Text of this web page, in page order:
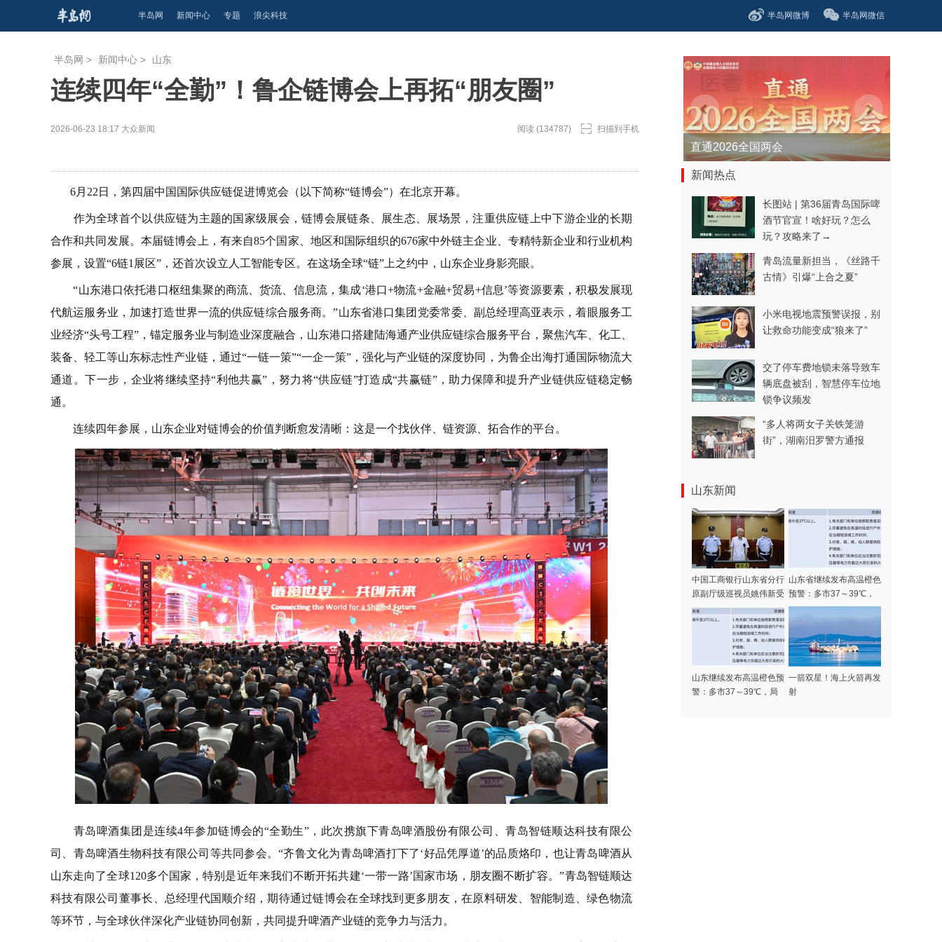
半岛网 新闻中心 专题 浪尖科技 半岛网微博 半岛网微信
半岛网 > 新闻中心 > 山东
连续四年“全勤”！鲁企链博会上再拓“朋友圈”
2026-06-23 18:17 大众新闻 阅读 (134787) 扫描到手机
6月22日，第四届中国国际供应链促进博览会（以下简称“链博会”）在北京开幕。
作为全球首个以供应链为主题的国家级展会，链博会展链条、展生态、展场景，注重供应链上中下游企业的长期
合作和共同发展。本届链博会上，有来自85个国家、地区和国际组织的676家中外链主企业、专精特新企业和行业机构
参展，设置“6链1展区”，还首次设立人工智能专区。在这场全球“链”上之约中，山东企业身影亮眼。
“山东港口依托港口枢纽集聚的商流、货流、信息流，集成‘港口+物流+金融+贸易+信息’等资源要素，积极发展现
代航运服务业，加速打造世界一流的供应链综合服务商。”山东省港口集团党委常委、副总经理高亚表示，着眼服务工
业经济“头号工程”，锚定服务业与制造业深度融合，山东港口搭建陆海通产业供应链综合服务平台，聚焦汽车、化工、
装备、轻工等山东标志性产业链，通过“一链一策”“一企一策”，强化与产业链的深度协同，为鲁企出海打通国际物流大
通道。下一步，企业将继续坚持“利他共赢”，努力将“供应链”打造成“共赢链”，助力保障和提升产业链供应链稳定畅
通。
连续四年参展，山东企业对链博会的价值判断愈发清晰：这是一个找伙伴、链资源、拓合作的平台。
青岛啤酒集团是连续4年参加链博会的“全勤生”，此次携旗下青岛啤酒股份有限公司、青岛智链顺达科技有限公
司、青岛啤酒生物科技有限公司等共同参会。“齐鲁文化为青岛啤酒打下了‘好品凭厚道’的品质烙印，也让青岛啤酒从
山东走向了全球120多个国家，特别是近年来我们不断开拓共建‘一带一路’国家市场，朋友圈不断扩容。”青岛智链顺达
科技有限公司董事长、总经理代国顺介绍，期待通过链博会在全球找到更多朋友，在原料研发、智能制造、绿色物流
等环节，与全球伙伴深化产业链协同创新，共同提升啤酒产业链的竞争力与活力。
直通2026全国两会
新闻热点
长图站 | 第36届青岛国际啤
酒节官宣！啥好玩？怎么
玩？攻略来了→
青岛流量新担当，《丝路千
古情》引爆“上合之夏”
小米电视地震预警误报，别
让救命功能变成“狼来了”
交了停车费地锁未落导致车
辆底盘被刮，智慧停车位地
锁争议频发
“多人将两女子关铁笼游
街”，湖南汨罗警方通报
山东新闻
中国工商银行山东省分行
原副厅级巡视员姚伟新受
贿案一审公开宣判
山东省继续发布高温橙色
预警：多市37～39℃，
局部可达40℃以上
山东继续发布高温橙色预
警：多市37～39℃，局
一箭双星！海上火箭再发
射